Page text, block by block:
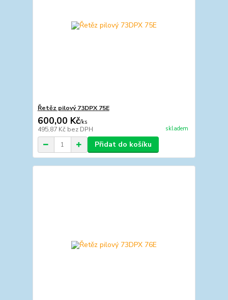
Řetěz pilový 73DPX 75E
600,00 Kč/ks
495,87 Kč bez DPH skladem
Přidat do košíku